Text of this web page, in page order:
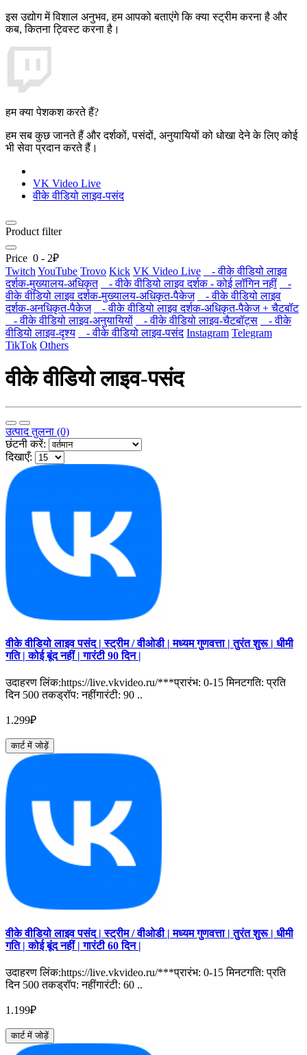
इस उद्योग में विशाल अनुभव, हम आपको बताएंगे कि क्या स्ट्रीम करना है और
कब, कितना ट्विस्ट करना है।
हम क्या पेशकश करते हैं?
हम सब कुछ जानते हैं और दर्शकों, पसंदों, अनुयायियों को धोखा देने के लिए कोई
भी सेवा प्रदान करते हैं।
VK Video Live
वीके वीडियो लाइव-पसंद
Product filter
Price 0 - 2₽
Twitch YouTube Trovo Kick VK Video Live
- वीके वीडियो लाइव
दर्शक-मुख्यालय-अधिकृत
- वीके वीडियो लाइव दर्शक - कोई लॉगिन नहीं
-
वीके वीडियो लाइव दर्शक-मुख्यालय-अधिकृत-पैकेज
- वीके वीडियो लाइव
दर्शक-अनधिकृत-पैकेज
- वीके वीडियो लाइव दर्शक-अधिकृत-पैकेज + चैटबॉट
- वीके वीडियो लाइव-अनुयायियों
- वीके वीडियो लाइव-चैटबॉट्स
- वीके
वीडियो लाइव-दृश्य
- वीके वीडियो लाइव-पसंद Instagram Telegram
TikTok Others
वीके वीडियो लाइव-पसंद
उत्पाद तुलना (0)
छंटनी करें:
दिखाएँ:
वीके वीडियो लाइव पसंद | स्ट्रीम / वीओडी | मध्यम गुणवत्ता | तुरंत शुरू | धीमी
गति | कोई बूंद नहीं | गारंटी 90 दिन |
उदाहरण लिंक:https://live.vkvideo.ru/***प्रारंभ: 0-15 मिनटगति: प्रति
दिन 500 तकड्रॉप: नहींगारंटी: 90 ..
1.299₽
कार्ट में जोड़ें
वीके वीडियो लाइव पसंद | स्ट्रीम / वीओडी | मध्यम गुणवत्ता | तुरंत शुरू | धीमी
गति | कोई बूंद नहीं | गारंटी 60 दिन |
उदाहरण लिंक:https://live.vkvideo.ru/***प्रारंभ: 0-15 मिनटगति: प्रति
दिन 500 तकड्रॉप: नहींगारंटी: 60 ..
1.199₽
कार्ट में जोड़ें